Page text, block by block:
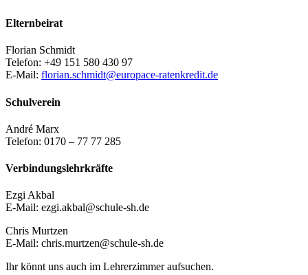
Elternbeirat
Florian Schmidt
Telefon: +49 151 580 430 97
E-Mail: florian.schmidt@europace-ratenkredit.de
Schulverein
André Marx
Telefon: 0170 – 77 77 285
Verbindungslehrkräfte
Ezgi Akbal
E-Mail: ezgi.akbal@schule-sh.de
Chris Murtzen
E-Mail: chris.murtzen@schule-sh.de
Ihr könnt uns auch im Lehrerzimmer aufsuchen.